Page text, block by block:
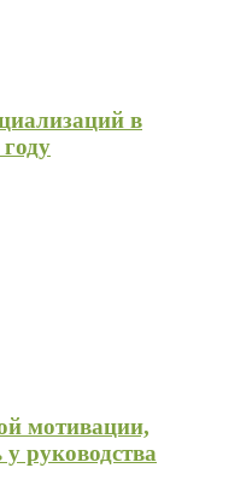
в
мотивации,
руководства